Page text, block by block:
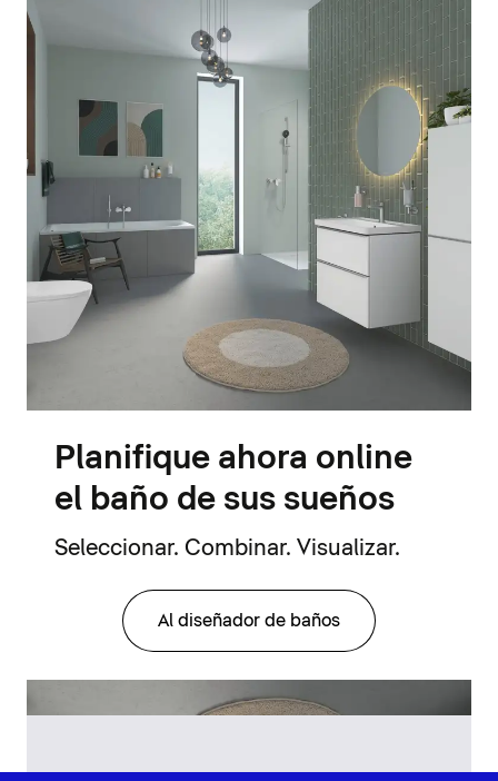
Planifique ahora online
el baño de sus sueños
Seleccionar. Combinar. Visualizar.
Al diseñador de baños